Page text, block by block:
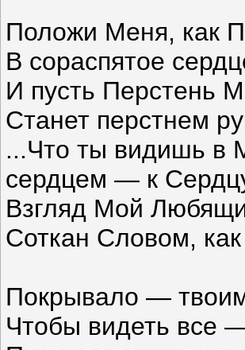
Положи Меня, как
В сораспятое
И пусть Перстень
Станет перстнем
...Что ты видишь в
сердцем — к
Взгляд Мой
Соткан Словом,
Покрывало —
Чтобы видеть все